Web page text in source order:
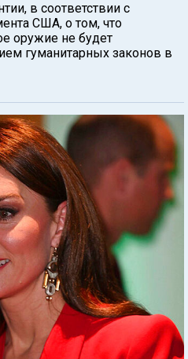
в соответствии с
США, о том, что
оружие не будет
гуманитарных законов в